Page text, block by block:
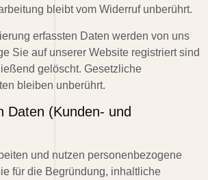
bleibt vom Widerruf unberührt.
erfassten Daten werden von uns
Sie auf unserer Website registriert sind
gelöscht. Gesetzliche
bleiben unberührt.
Daten (Kunden- und
und nutzen personenbezogene
für die Begründung, inhaltliche